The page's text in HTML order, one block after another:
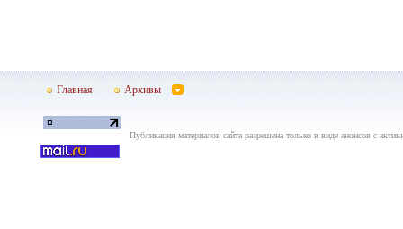
Главная Архивы
Публикация материалов сайта разрешена только в виде анонсов с